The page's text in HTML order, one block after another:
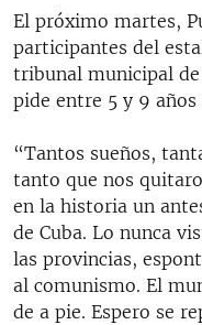
El próximo martes,
participantes del
tribunal municipal de
pide entre 5 y 9 años
“Tantos sueños,
tanto que nos
en la historia un
de Cuba. Lo nunca
las provincias,
al comunismo. El
de a pie. Espero se